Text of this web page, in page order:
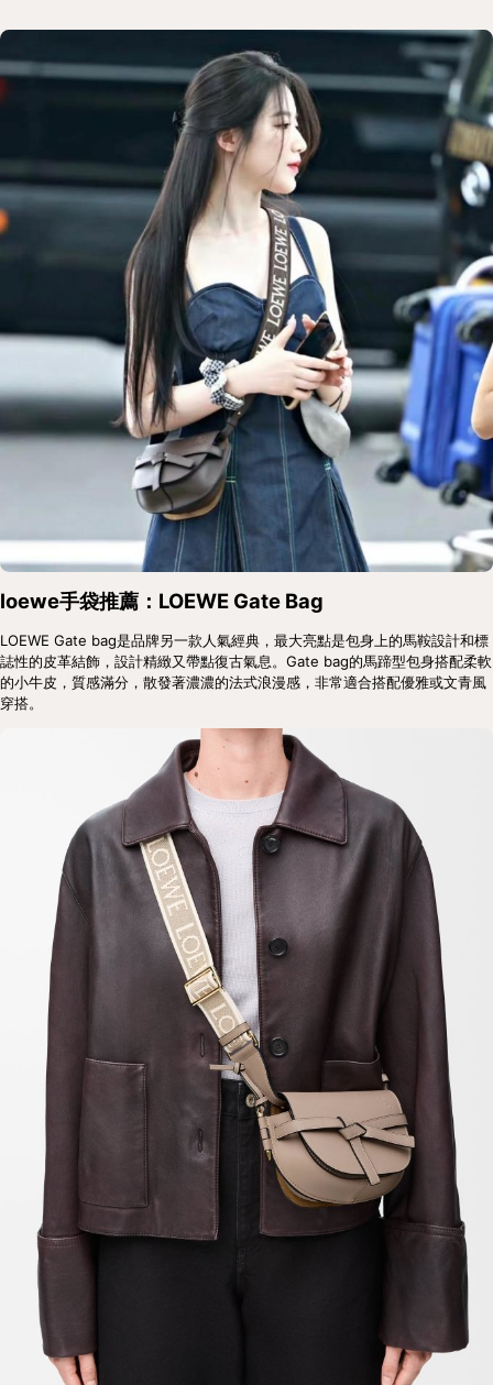
loewe手袋推薦：LOEWE Gate Bag
LOEWE Gate bag是品牌另一款人氣經典，最大亮點是包身上的馬鞍設計和標
誌性的皮革結飾，設計精緻又帶點復古氣息。Gate bag的馬蹄型包身搭配柔軟
的小牛皮，質感滿分，散發著濃濃的法式浪漫感，非常適合搭配優雅或文青風
穿搭。